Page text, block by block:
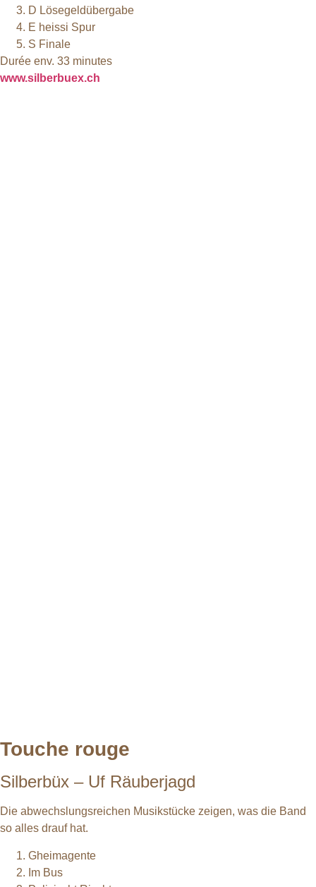
D Lösegeldübergabe
E heissi Spur
S Finale
Durée env. 33 minutes
www.silberbuex.ch
Touche rouge
Silberbüx – Uf Räuberjagd
Die abwechslungsreichen Musikstücke zeigen, was die Band
so alles drauf hat.
Gheimagente
Im Bus